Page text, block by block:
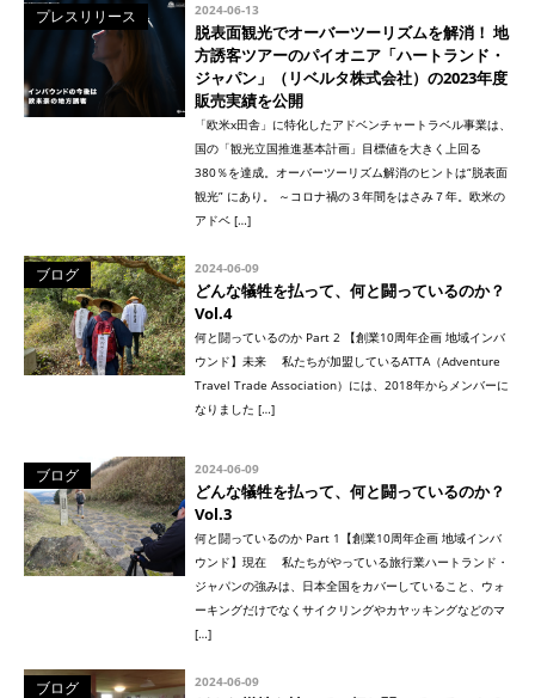
プレスリリース 2024-06-13
脱表面観光でオーバーツーリズムを解消！ 地
方誘客ツアーのパイオニア「ハートランド・
ジャパン」（リベルタ株式会社）の2023年度
販売実績を公開
「欧米x田舎」に特化したアドベンチャートラベル事業は、
国の「観光立国推進基本計画」目標値を大きく上回る
380％を達成。オーバーツーリズム解消のヒントは“脱表面
観光” にあり。 ～コロナ禍の３年間をはさみ７年。欧米の
アドベ […]
ブログ 2024-06-09
どんな犠牲を払って、何と闘っているのか？
Vol.4
何と闘っているのか Part 2 【創業10周年企画 地域インバ
ウンド】未来 私たちが加盟しているATTA（Adventure
Travel Trade Association）には、2018年からメンバーに
なりました […]
ブログ 2024-06-09
どんな犠牲を払って、何と闘っているのか？
Vol.3
何と闘っているのか Part 1【創業10周年企画 地域インバ
ウンド】現在 私たちがやっている旅行業ハートランド・
ジャパンの強みは、日本全国をカバーしていること、ウォ
ーキングだけでなくサイクリングやカヤッキングなどのマ
[…]
ブログ 2024-06-09